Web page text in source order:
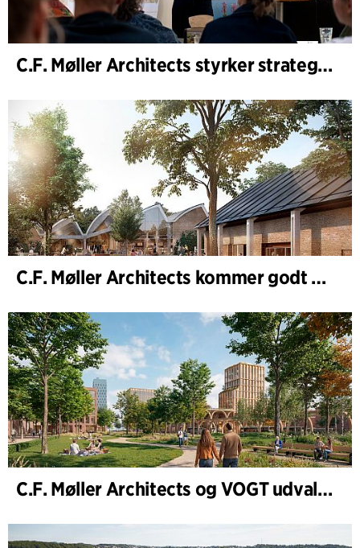
C.F. Møller Architects styrker strategisk rådgivning i de tidlige faser
C.F. Møller Architects kommer godt ud af 2025
C.F. Møller Architects og VOGT udvalgt til at forme fremtidens Hamburg-Altona